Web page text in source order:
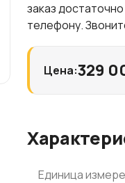
заказ
телефону.
Цена:329
Единица